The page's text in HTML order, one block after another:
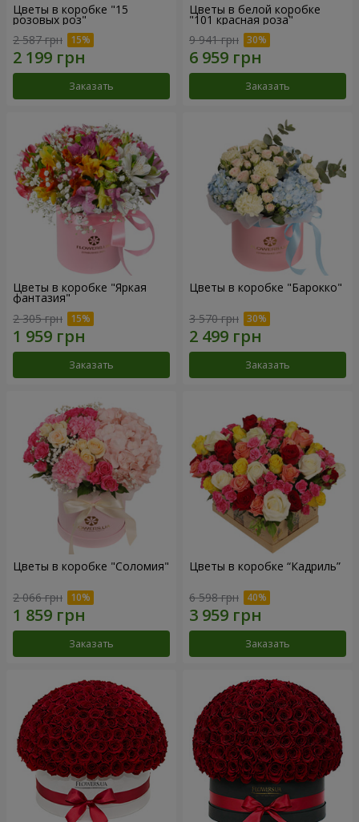
Цветы в коробке "15
розовых роз"
2 587 грн
Заказать
Цветы в белой коробке
"101 красная роза"
9 941 грн
Заказать
Цветы в коробке "Яркая
фантазия"
2 305 грн
Заказать
Цветы в коробке "Барокко"
3 570 грн
Заказать
Цветы в коробке "Соломия"
2 066 грн
Заказать
Цветы в коробке “Кадриль”
6 598 грн
Заказать